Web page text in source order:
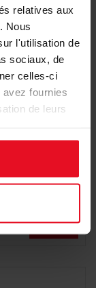
relatives aux
Nous
l'utilisation de
sociaux, de
celles-ci
fournies
de leurs
Détail